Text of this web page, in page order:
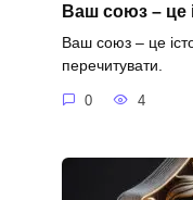
Ваш союз – це
Ваш союз – це
перечитувати.
0 4